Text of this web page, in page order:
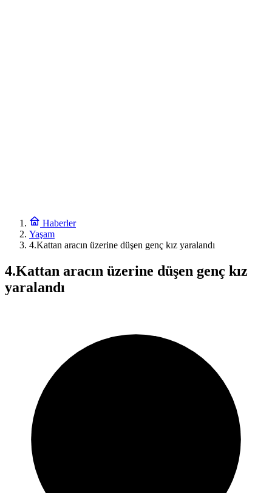
Haberler
Yaşam
4.Kattan aracın üzerine düşen genç kız yaralandı
4.Kattan aracın üzerine düşen genç kız
yaralandı